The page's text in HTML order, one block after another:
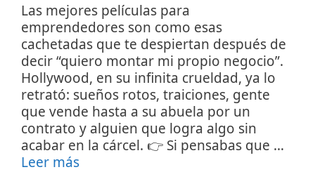
Las mejores películas para
emprendedores son como esas
cachetadas que te despiertan después de
decir “quiero montar mi propio negocio”.
Hollywood, en su infinita crueldad, ya lo
retrató: sueños rotos, traiciones, gente
que vende hasta a su abuela por un
contrato y alguien que logra algo sin
acabar en la cárcel. 👉 Si pensabas que …
Leer más